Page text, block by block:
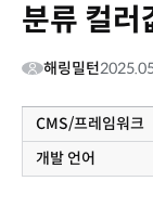
분류 컬러
해링밀턴
CMS/프레임워크
개발 언어